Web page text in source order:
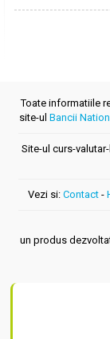
Toate informatiile
site-ul Bancii
Site-ul curs-
Vezi si: Contact -
un produs